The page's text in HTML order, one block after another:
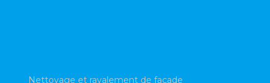
Nettoyage et ravalement de façade